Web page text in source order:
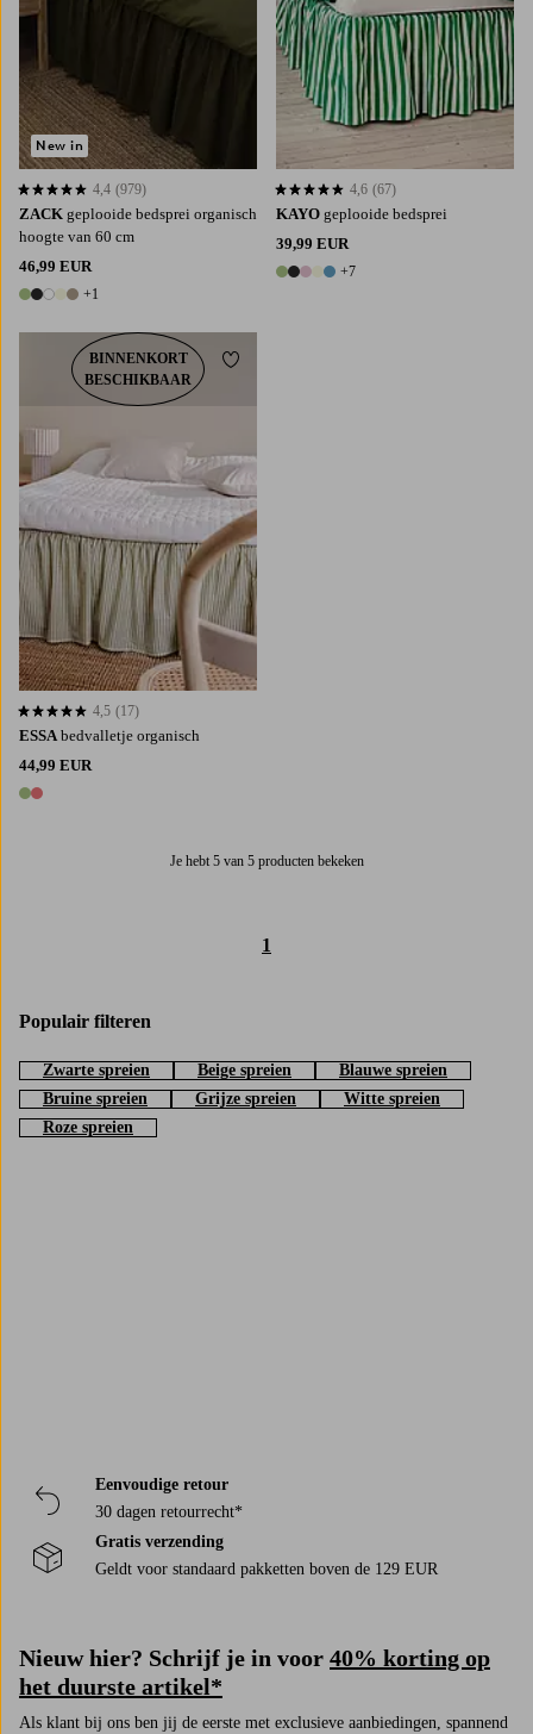
ZACK geplooide bedsprei organisch
hoogte van 60 cm
46,99 EUR
6 kleuren
+1
4,4 op basis van 979 beoordelingen
4,4 (979)
New in
KAYO geplooide bedsprei
39,99 EUR
12 kleuren
+7
4,6 op basis van 67 beoordelingen
4,6 (67)
ESSA bedvalletje organisch
44,99 EUR
2 kleuren
4,5 op basis van 17 beoordelingen
4,5 (17)
BINNENKORT
BESCHIKBAAR
Toevoegen aan favorieten
120X200140X200
180X200
Je hebt 5 van 5 producten bekeken
1
Populair filteren
Zwarte spreien Beige spreien
Blauwe spreien
Bruine spreien
Grijze spreien
Witte spreien
Roze spreien
Eenvoudige retour
30 dagen retourrecht*
Gratis verzending
Geldt voor standaard pakketten boven de 129 EUR
Nieuw hier? Schrijf je in voor 40% korting op
het duurste artikel*
Als klant bij ons ben jij de eerste met exclusieve aanbiedingen, spannend